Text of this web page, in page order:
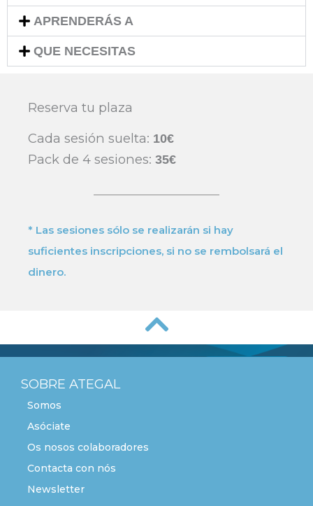
APRENDERÁS A
QUE NECESITAS
Reserva tu plaza
Cada sesión suelta: 10€
Pack de 4 sesiones: 35€
* Las sesiones sólo se realizarán si hay
suficientes inscripciones, si no se rembolsará el
dinero.
SOBRE ATEGAL
Somos
Asóciate
Os nosos colaboradores
Contacta con nós
Newsletter